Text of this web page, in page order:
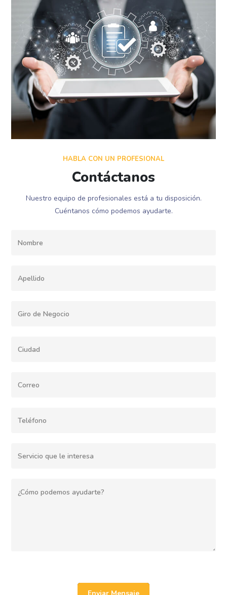
HABLA CON UN PROFESIONAL
Contáctanos
Nuestro equipo de profesionales está a tu disposición.
Cuéntanos cómo podemos ayudarte.